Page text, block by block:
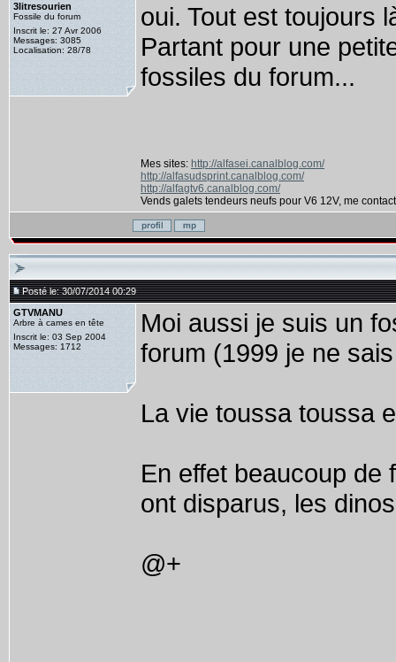
3litresourien
Fossile du forum
Inscrit le: 27 Avr 2006
Messages: 3085
Localisation: 28/78
oui. Tout est toujours
Partant pour une
fossiles du forum...
Mes sites: http://alfasei.canalblog.com/
http://alfasudsprint.canalblog.com/
http://alfagtv6.canalblog.com/
Vends galets tendeurs neufs pour V6 12V, me
Posté le: 30/07/2014 00:29
GTVMANU
Arbre à cames en tête
Inscrit le: 03 Sep 2004
Messages: 1712
Moi aussi je suis un
forum (1999 je ne
La vie toussa toussa
En effet beaucoup de
ont disparus, les
@+